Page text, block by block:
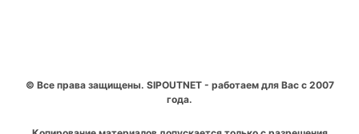
© Все права защищены. SIPOUTNET - работаем для Вас с 2007
года.